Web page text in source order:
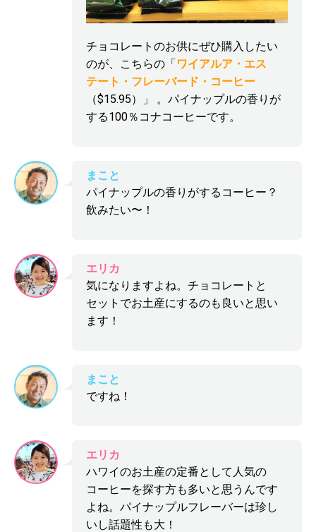
チョコレートのお供にぜひ購入したい
のが、こちらの「ワイアルア・エス
テート・フレーバード・コーヒー
（$15.95）」 。パイナップルの香りが
する100％コナコーヒーです。
まこと
パイナップルの香りがするコーヒー？
飲みたい〜！
エリカ
気になりますよね。チョコレートと
セットでお土産にするのも良いと思い
ます！
まこと
ですね！
エリカ
ハワイのお土産の定番として人気の
コーヒーを探す方も多いと思うんです
よね。パイナップルフレーバーは珍し
いし話題性も大！